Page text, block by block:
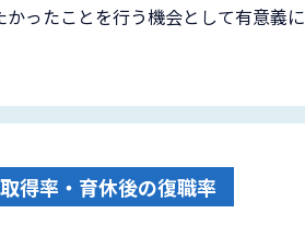
かったことを行う機会として有意義に
得率・育休後の復職率